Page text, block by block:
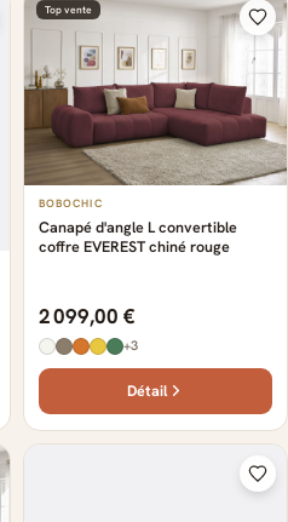
Top vente
BOBOCHIC
Canapé d'angle L convertible
coffre EVEREST chiné rouge
2 099,00 €
+3
Détail